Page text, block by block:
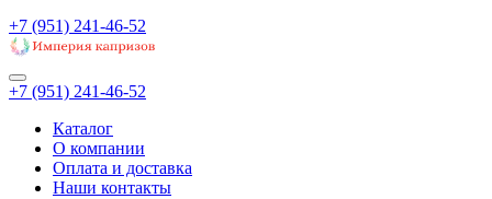
+7 (951) 241-46-52
+7 (951) 241-46-52
Каталог
О компании
Оплата и доставка
Наши контакты